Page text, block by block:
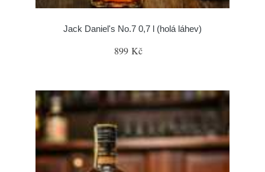
Jack Daniel's No.7 0,7 l (holá láhev)
899 Kč